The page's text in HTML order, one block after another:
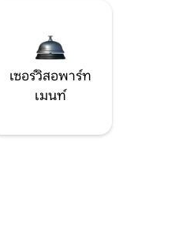
เซอร์วิสอพาร์ท
เมนท์